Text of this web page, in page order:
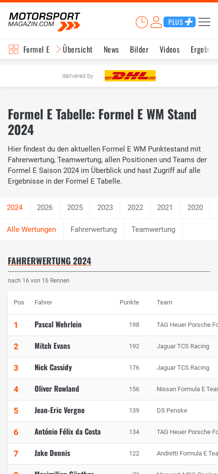
PLUS
Formel E Übersicht News Bilder Videos
delivered by
Formel E Tabelle: Formel E WM Stand
2024
Hier findest du den aktuellen Formel E WM Punktestand mit
Fahrerwertung, Teamwertung, allen Positionen und Teams der
Formel E Saison 2024 im Überblick und hast Zugriff auf alle
Ergebnisse in der Formel E Tabelle.
2026 2025 2023 2022 2021 2020
Fahrerwertung Teamwertung
FAHRERWERTUNG 2024
nach 16 von 16 Rennen
Pos Fahrer Punkte Team
1 Pascal Wehrlein 198 TAG Heuer Porsche
2 Mitch Evans 192 Jaguar TCS Racing
3 Nick Cassidy 176 Jaguar TCS Racing
4 Oliver Rowland 156 Nissan Formula E
5 Jean-Eric Vergne 139 DS Penske
6 António Félix da Costa 134 TAG Heuer Porsche
7 Jake Dennis 122 Andretti Formula E